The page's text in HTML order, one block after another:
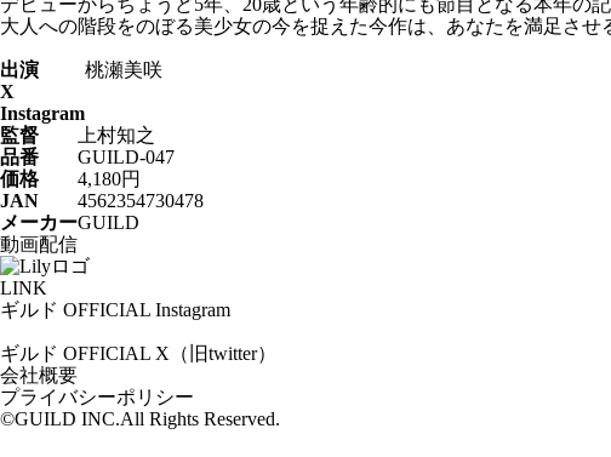
デビューからちょうど5年、20歳という年齢的にも節目となる本年の
大人への階段をのぼる美少女の今を捉えた今作は、あなたを満足させ
出演
桃瀬美咲
X
Instagram
監督
上村知之
品番
GUILD-047
価格
4,180円
JAN
4562354730478
メーカーGUILD
動画配信
LINK
ギルド OFFICIAL Instagram
ギルド OFFICIAL X（旧twitter）
会社概要
プライバシーポリシー
©GUILD INC.All Rights Reserved.